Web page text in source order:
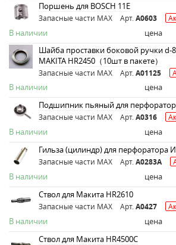
Поршень для BOSCH 11E
Запасные части MAX Арт. A0603
В наличии цена
Шайба проставки боковой ручки
MAKITA HR2450（10шт в пакете）
Запасные части MAX Арт. A01125
В наличии цена
Подшипник пьяный для
Запасные части MAX Арт. A0316
В наличии цена
Гильза (цилиндр) для перфоратора
Запасные части MAX Арт. A0283A
В наличии цена
Ствол для Макита HR2610
Запасные части MAX Арт. A0427
В наличии цена
Ствол для Макита HR4500C